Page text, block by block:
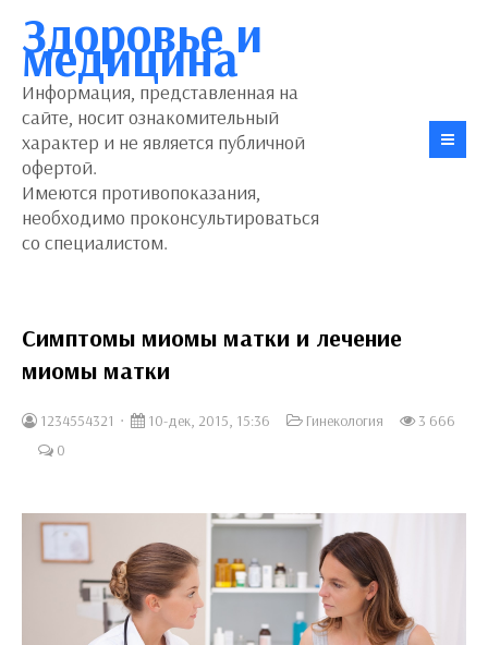
Здоровье и
медицина
Информация, представленная на
сайте, носит ознакомительный
характер и не является публичной
офертой.
Имеются противопоказания,
необходимо проконсультироваться
со специалистом.
Симптомы миомы матки и лечение
миомы матки
1234554321 10-дек, 2015, 15:36 Гинекология
3 666
0